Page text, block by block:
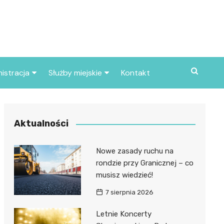
miasta
Służby miejskie
Policja
Kontakt
Aktualności
Nowe zasady ruchu na
rondzie przy Granicznej – co
musisz wiedzieć!
7 sierpnia 2026
Letnie Koncerty